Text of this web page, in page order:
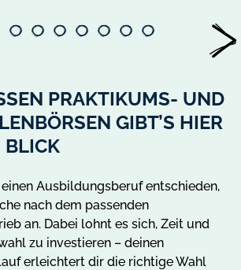
PRAKTIKUMS- UND L
GIBT’S HIER A
Ausbildungsberuf entschieden,
nach dem passenden
an. Dabei lohnt es sich, Zeit und
zu investieren – deinen
erleichtert dir die richtige Wahl